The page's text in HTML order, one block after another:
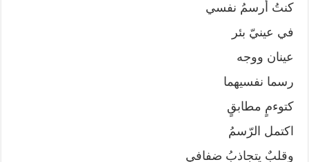
كنتُ أرسمُ نفسي
في عينيّ بئر
عينان ووجه
رسما نفسيهما
كتوءمٍ مطابقٍ
اكتمل الرّسمُ
وقلبٌ يتجاذبُ ضفافي